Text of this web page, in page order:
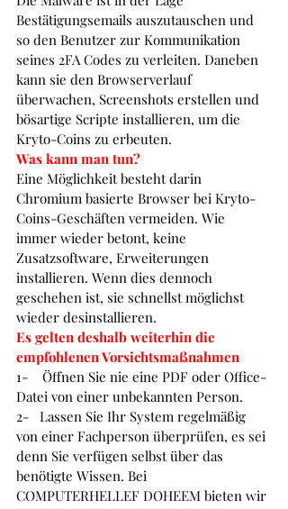
Bestätigungsemails auszutauschen und
so den Benutzer zur Kommunikation
seines 2FA Codes zu verleiten. Daneben
kann sie den Browserverlauf
überwachen, Screenshots erstellen und
bösartige Scripte installieren, um die
Kryto-Coins zu erbeuten.
Was kann man tun?
Eine Möglichkeit besteht darin
Chromium basierte Browser bei Kryto-
Coins-Geschäften vermeiden. Wie
immer wieder betont, keine
Zusatzsoftware, Erweiterungen
installieren. Wenn dies dennoch
geschehen ist, sie schnellst möglichst
wieder desinstallieren.
Es gelten deshalb weiterhin die
empfohlenen Vorsichtsmaßnahmen
1- Öffnen Sie nie eine PDF oder Office-
Datei von einer unbekannten Person.
2- Lassen Sie Ihr System regelmäßig
von einer Fachperson überprüfen, es sei
denn Sie verfügen selbst über das
benötigte Wissen. Bei
COMPUTERHELLEF DOHEEM bieten wir